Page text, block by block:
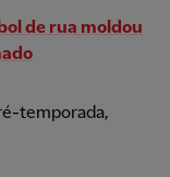
de rua moldou
temporada,